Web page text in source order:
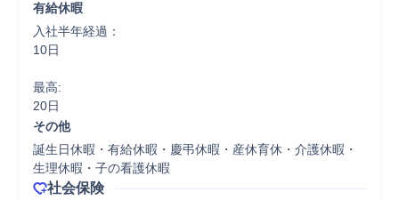
有給休暇
入社半年経過：
10日
最高:
20日
その他
誕生日休暇・有給休暇・慶弔休暇・産休育休・介護休暇・
生理休暇・子の看護休暇
社会保険